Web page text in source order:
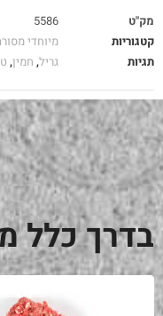
מק"ט
5586
קטגוריות
מיוחדי
תגיות
גריל, חמין,
בדרך כלל